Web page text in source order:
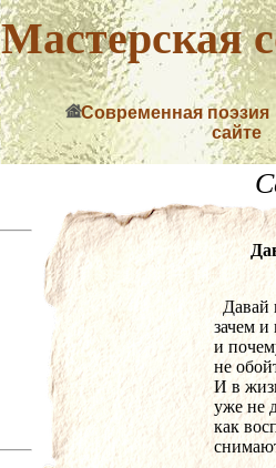
Мастерская
Современная поэзия
сайте
зачем и
и
не
И в
уже не
как